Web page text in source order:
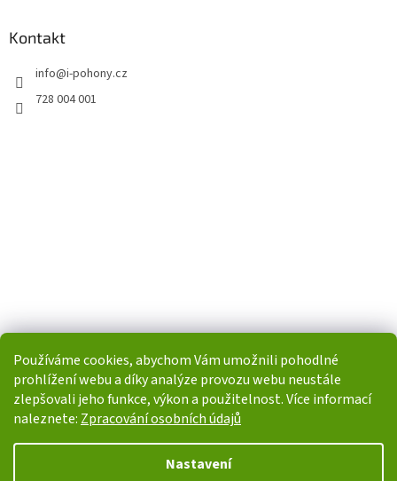
Používáme cookies, abychom Vám umožnili pohodlné
prohlížení webu a díky analýze provozu webu neustále
zlepšovali jeho funkce, výkon a použitelnost. Více informací
naleznete: Zpracování osobních údajů
Nastavení
Kontakt
info@i-pohony.cz
728 004 001